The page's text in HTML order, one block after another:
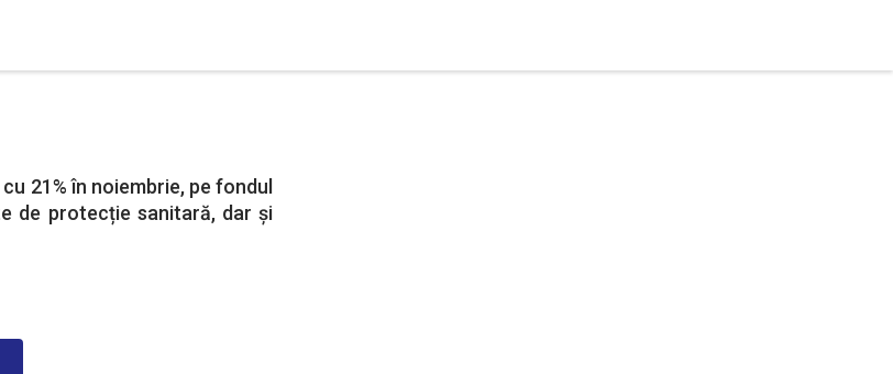
21% în noiembrie, pe fondul
de protecție sanitară, dar și